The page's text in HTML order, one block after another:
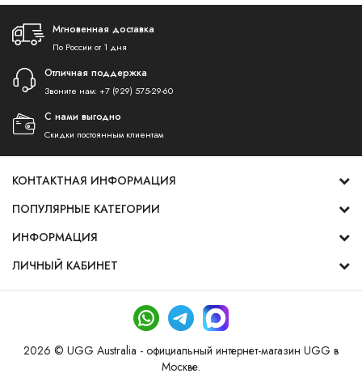
Мгновенная доставка
По России от 1 дня
Отличная поддержка
Звоните нам: +7 (929) 575-29-60
С нами выгодно
Скидки постоянным клиентам
КОНТАКТНАЯ ИНФОРМАЦИЯ
ПОПУЛЯРНЫЕ КАТЕГОРИИ
ИНФОРМАЦИЯ
ЛИЧНЫЙ КАБИНЕТ
2026 © UGG Australia - официальный интернет-магазин UGG в
Москве.